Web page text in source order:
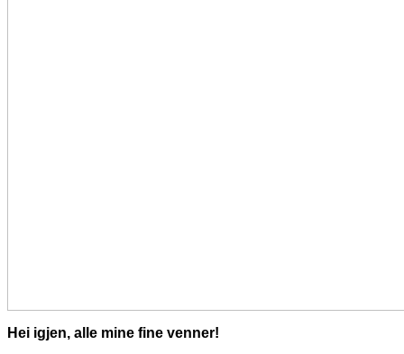
Hei igjen, alle mine fine venner!